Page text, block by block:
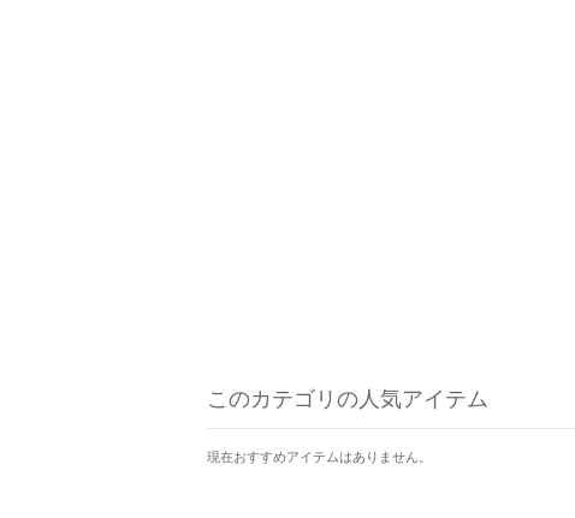
このカテゴリの人気アイテム
現在おすすめアイテムはありません。